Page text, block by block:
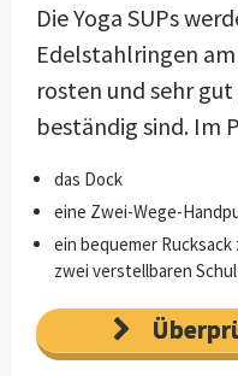
Die Yoga SUPs
Edelstahlringen
rosten und sehr
beständig sind. Im
das Dock
eine Zwei-Wege-
ein bequemer
zwei verstellbaren